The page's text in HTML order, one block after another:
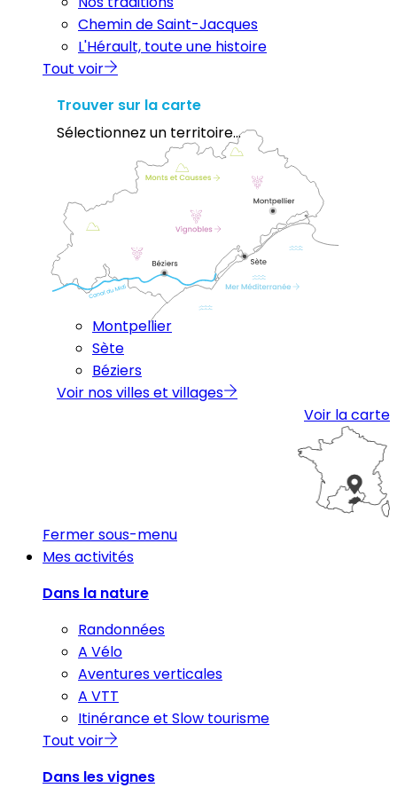
Chemin de Saint-Jacques
L'Hérault, toute une histoire
Tout voir
Trouver sur la carte
Sélectionnez un territoire...
Montpellier
Sète
Béziers
Voir nos villes et villages
Voir la carte
Fermer sous-menu
Mes activités
Dans la nature
Randonnées
A Vélo
Aventures verticales
A VTT
Itinérance et Slow tourisme
Tout voir
Dans les vignes